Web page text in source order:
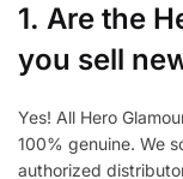
1. Are the
you sell
Yes! All Hero
100% genuine. We
authorized